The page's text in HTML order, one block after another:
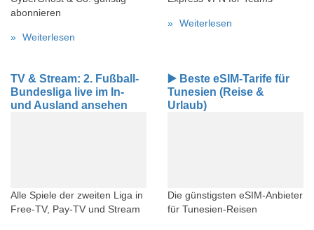
abonnieren
Weiterlesen
Weiterlesen
TV & Stream: 2. Fußball-
Bundesliga live im In-
und Ausland ansehen
Alle Spiele der zweiten Liga in
Free-TV, Pay-TV und Stream
▶️ Beste eSIM-Tarife für
Tunesien (Reise &
Urlaub)
Die günstigsten eSIM-Anbieter
für Tunesien-Reisen